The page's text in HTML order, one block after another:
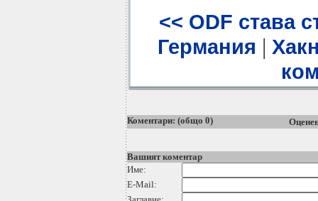
<< ODF става
Германия |
Коментари: (общо 0)
Вашият коментар
Име:
E-Mail: